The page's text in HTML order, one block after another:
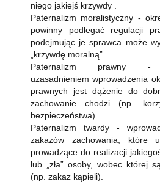
niego jakiejś krzywdy .
Paternalizm moralistyczny -
powinny podlegać regulacji
podejmując je sprawca może
„krzywdę moralną”.
Paternalizm prawny -
uzasadnieniem wprowadzenia
prawnych jest dążenie do
zachowanie chodzi (np.
bezpieczeństwa).
Paternalizm twardy -
zakazów zachowania, które
prowadzące do realizacji
lub „zła” osoby, wobec której
(np. zakaz kąpieli).